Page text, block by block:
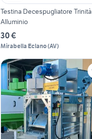
Testina Decespugliatore Trinità
Alluminio
30 €
Mirabella Eclano(AV)